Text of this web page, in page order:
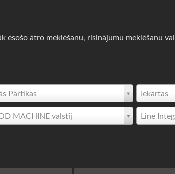
esošo ātro meklēšanu, risinājumu meklēšanu
Pārtikas Iekārtas
MACHINE valstij Line